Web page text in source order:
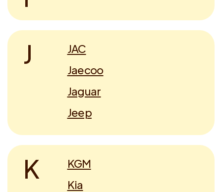
J
JAC
Jaecoo
Jaguar
Jeep
K
KGM
Kia